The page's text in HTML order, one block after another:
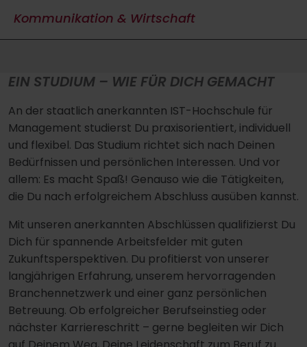
Kommunikation & Wirtschaft
EIN STUDIUM – WIE FÜR DICH GEMACHT
An der staatlich anerkannten IST-Hochschule für
Management studierst Du praxisorientiert, individuell
und flexibel. Das Studium richtet sich nach Deinen
Bedürfnissen und persönlichen Interessen. Und vor
allem: Es macht Spaß! Genauso wie die Tätigkeiten,
die Du nach erfolgreichem Abschluss ausüben kannst.
Mit unseren anerkannten Abschlüssen qualifizierst Du
Dich für spannende Arbeitsfelder mit guten
Zukunftsperspektiven. Du profitierst von unserer
langjährigen Erfahrung, unserem hervorragenden
Branchennetzwerk und einer ganz persönlichen
Betreuung. Ob erfolgreicher Berufseinstieg oder
nächster Karriereschritt – gerne begleiten wir Dich